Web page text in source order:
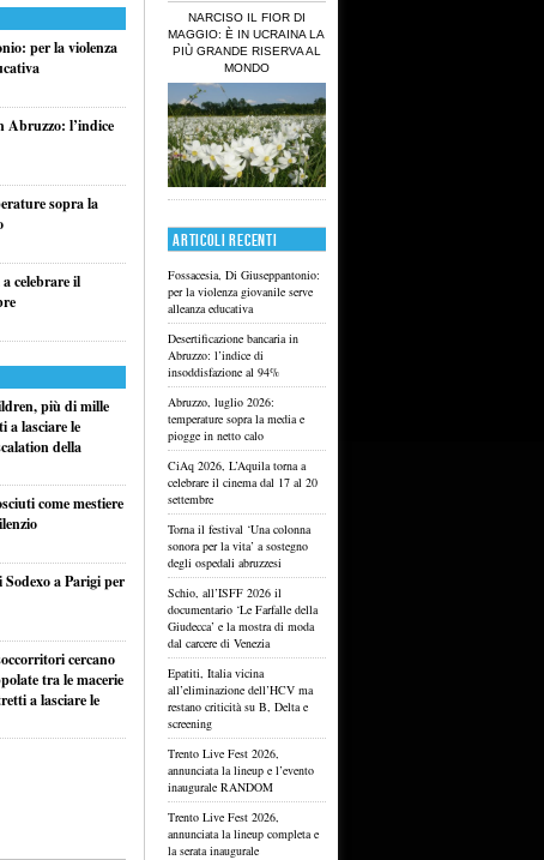
per la violenza
Abruzzo: l’indice
sopra la
celebrare il
più di mille
a lasciare le
della
come mestiere
a Parigi per
cercano
tra le macerie
a lasciare le
NARCISO IL FIOR DI
MAGGIO: È IN UCRAINA LA
PIÙ GRANDE RISERVA AL
MONDO
ARTICOLI RECENTI
Fossacesia, Di Giuseppantonio:
per la violenza giovanile serve
alleanza educativa
Desertificazione bancaria in
Abruzzo: l’indice di
insoddisfazione al 94%
Abruzzo, luglio 2026:
temperature sopra la media e
piogge in netto calo
CiAq 2026, L’Aquila torna a
celebrare il cinema dal 17 al 20
settembre
Torna il festival ‘Una colonna
sonora per la vita’ a sostegno
degli ospedali abruzzesi
Schio, all’ISFF 2026 il
documentario ‘Le Farfalle della
Giudecca’ e la mostra di moda
dal carcere di Venezia
Epatiti, Italia vicina
all’eliminazione dell’HCV ma
restano criticità su B, Delta e
screening
Trento Live Fest 2026,
annunciata la lineup e l’evento
inaugurale RANDOM
Trento Live Fest 2026,
annunciata la lineup completa e
la serata inaugurale